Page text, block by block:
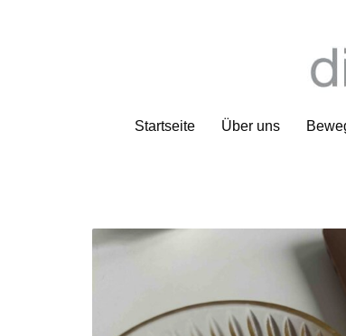
Startseite Über uns